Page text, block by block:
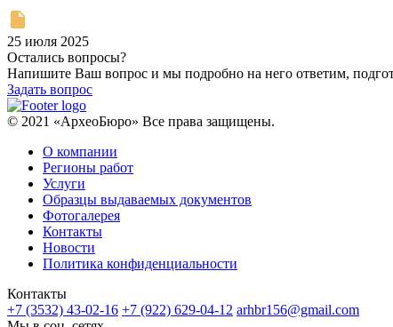
25 июля 2025
Остались вопросы?
Напишите Ваш вопрос и мы подробно на него ответим,
Задать вопрос
© 2021 «АрхеоБюро» Все права защищены.
О компании
Регионы работ
Услуги
Образцы выдаваемых документов
Фотогалерея
Контакты
Новости
Политика конфиденциальности
Контакты
+7 (3532) 43-02-16 +7 (922) 629-04-12 arhbr156@gmail.com